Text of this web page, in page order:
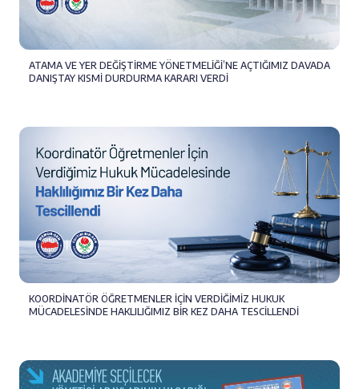
ATAMA VE YER DEĞİŞTİRME YÖNETMELİĞİ’NE AÇTIĞIMIZ DAVADA
DANIŞTAY KISMİ DURDURMA KARARI VERDİ
KOORDİNATÖR ÖĞRETMENLER İÇİN VERDİĞİMİZ HUKUK
MÜCADELESİNDE HAKLILIĞIMIZ BİR KEZ DAHA TESCİLLENDİ